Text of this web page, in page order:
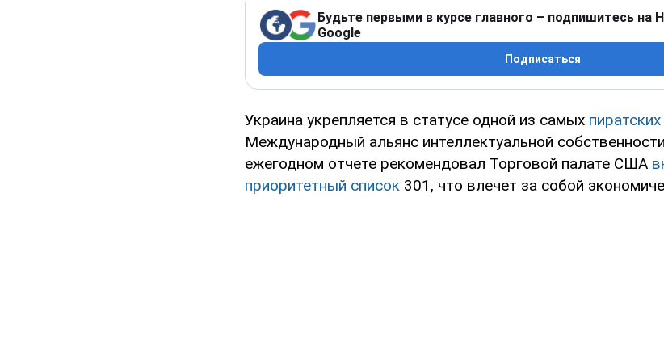
Будьте первыми в курсе главного – подпишитесь на
Google
Подписаться
Украина укрепляется в статусе одной из самых пиратских
Международный альянс интеллектуальной
ежегодном отчете рекомендовал Торговой палате США
приоритетный список 301, что влечет за собой